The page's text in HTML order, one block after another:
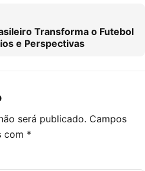
Transforma o Futebol
e Perspectivas
será publicado. Campos
com *